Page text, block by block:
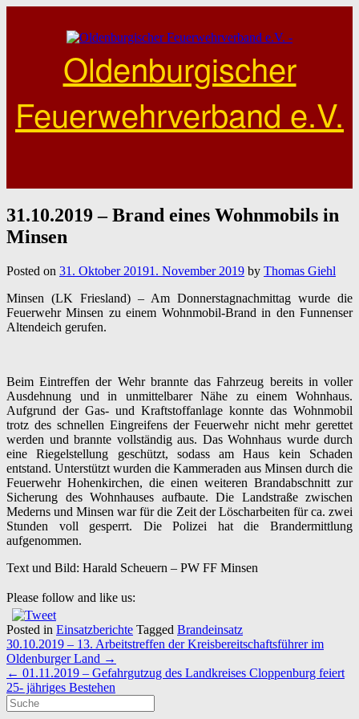
Oldenburgischer
Feuerwehrverband e.V.
31.10.2019 – Brand eines Wohnmobils in
Minsen
Posted on 31. Oktober 20191. November 2019 by Thomas Giehl
Minsen (LK Friesland) – Am Donnerstagnachmittag wurde die
Feuerwehr Minsen zu einem Wohnmobil-Brand in den Funnenser
Altendeich gerufen.
Beim Eintreffen der Wehr brannte das Fahrzeug bereits in voller
Ausdehnung und in unmittelbarer Nähe zu einem Wohnhaus.
Aufgrund der Gas- und Kraftstoffanlage konnte das Wohnmobil
trotz des schnellen Eingreifens der Feuerwehr nicht mehr gerettet
werden und brannte vollständig aus. Das Wohnhaus wurde durch
eine Riegelstellung geschützt, sodass am Haus kein Schaden
entstand. Unterstützt wurden die Kammeraden aus Minsen durch die
Feuerwehr Hohenkirchen, die einen weiteren Brandabschnitt zur
Sicherung des Wohnhauses aufbaute. Die Landstraße zwischen
Mederns und Minsen war für die Zeit der Löscharbeiten für ca. zwei
Stunden voll gesperrt. Die Polizei hat die Brandermittlung
aufgenommen.
Text und Bild: Harald Scheuern – PW FF Minsen
Please follow and like us:
Posted in Einsatzberichte Tagged Brandeinsatz
Post
navigation
30.10.2019 – 13. Arbeitstreffen der Kreisbereitschaftsführer im
Oldenburger Land →
← 01.11.2019 – Gefahrgutzug des Landkreises Cloppenburg feiert
25- jähriges Bestehen